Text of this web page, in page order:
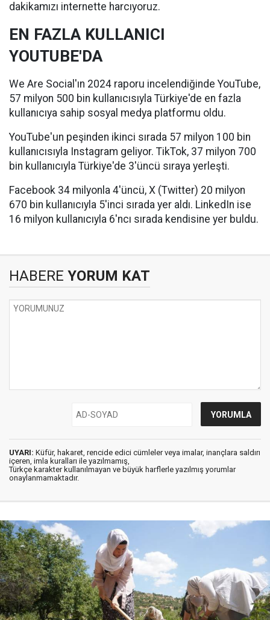
dakikamızı internette harcıyoruz.
EN FAZLA KULLANICI
YOUTUBE'DA
We Are Social'ın 2024 raporu incelendiğinde YouTube,
57 milyon 500 bin kullanıcısıyla Türkiye'de en fazla
kullanıcıya sahip sosyal medya platformu oldu.
YouTube'un peşinden ikinci sırada 57 milyon 100 bin
kullanıcısıyla Instagram geliyor. TikTok, 37 milyon 700
bin kullanıcıyla Türkiye'de 3'üncü sıraya yerleşti.
Facebook 34 milyonla 4'üncü, X (Twitter) 20 milyon
670 bin kullanıcıyla 5'inci sırada yer aldı. LinkedIn ise
16 milyon kullanıcıyla 6'ncı sırada kendisine yer buldu.
HABERE YORUM KAT
UYARI: Küfür, hakaret, rencide edici cümleler veya imalar, inançlara saldırı
içeren, imla kuralları ile yazılmamış,
Türkçe karakter kullanılmayan ve büyük harflerle yazılmış yorumlar
onaylanmamaktadır.